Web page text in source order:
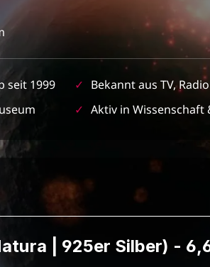
seit 1999 ✓ Bekannt aus TV,
✓ Aktiv in Wissenschaft
| 925er Silber) -